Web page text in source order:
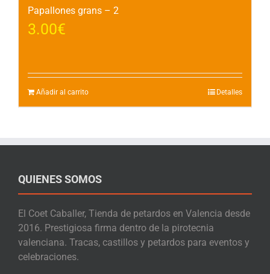
Papallones grans – 2
3.00€
Añadir al carrito Detalles
QUIENES SOMOS
El Coet Caballer, Tienda de petardos en Valencia desde
2016. Prestigiosa firma dentro de la pirotecnia
valenciana. Tracas, castillos y petardos para eventos y
celebraciones.